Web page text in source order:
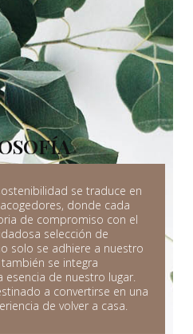
se traduce en
donde cada
de compromiso con el
selección de
solo se adhiere a nuestro
se integra
de nuestro lugar.
a convertirse en una
de volver a casa.